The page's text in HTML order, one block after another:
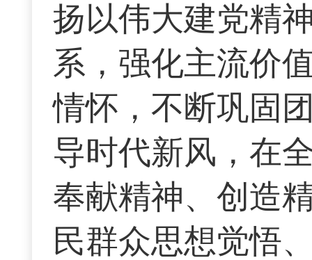
扬以伟大建党精
系，强化主流价
情怀，不断巩固
导时代新风，在
奉献精神、创造
民群众思想觉悟